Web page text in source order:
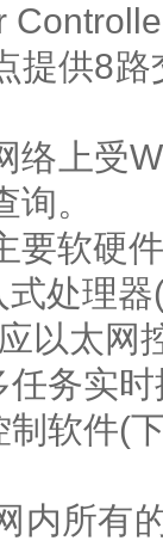
提供8
络上受
。
要软硬
处理
以太网
务实
软件(
内所有